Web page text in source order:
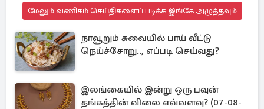
மேலும் வணிகம் செய்திகளைப் படிக்க இங்கே அழுத்தவும்
நாவூறும் சுவையில் பாய் வீட்டு
நெய்ச்சோறு.., எப்படி செய்வது?
இலங்கையில் இன்று ஒரு பவுன்
தங்கத்தின் விலை எவ்வளவு? (07-08-